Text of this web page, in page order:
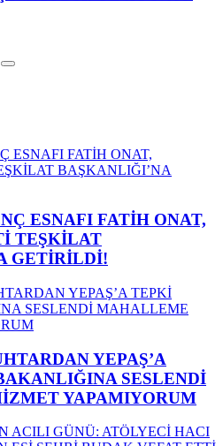
ESNAFI FATİH ONAT,
TEŞKİLAT
GETİRİLDİ!
YEPAŞ’A
SESLENDİ
YAPAMIYORUM